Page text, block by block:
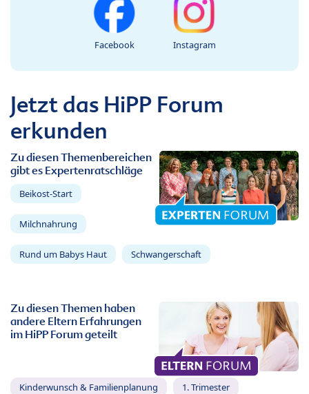
Facebook Instagram
Jetzt das HiPP Forum
erkunden
Zu diesen Themenbereichen
gibt es Expertenratschläge
Beikost-Start
Milchnahrung
Rund um Babys Haut Schwangerschaft
Zu diesen Themen haben
andere Eltern Erfahrungen
im HiPP Forum geteilt
Kinderwunsch & Familienplanung 1. Trimester